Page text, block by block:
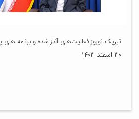
تبریک نوروز فعالیت‌های آغاز شده و برنامه
۳۰ اسفند ۱۴۰۳